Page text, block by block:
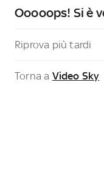
Ooooops! Si è
Riprova più tardi
Torna a Video Sky